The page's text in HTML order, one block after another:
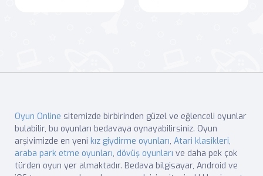
Oyun Online sitemizde birbirinden güzel ve eğlenceli oyunlar
bulabilir, bu oyunları bedavaya oynayabilirsiniz. Oyun
arşivimizde en yeni kız giydirme oyunları, Atari klasikleri,
araba park etme oyunları, dövüş oyunları ve daha pek çok
türden oyun yer almaktadır. Bedava bilgisayar, Android ve